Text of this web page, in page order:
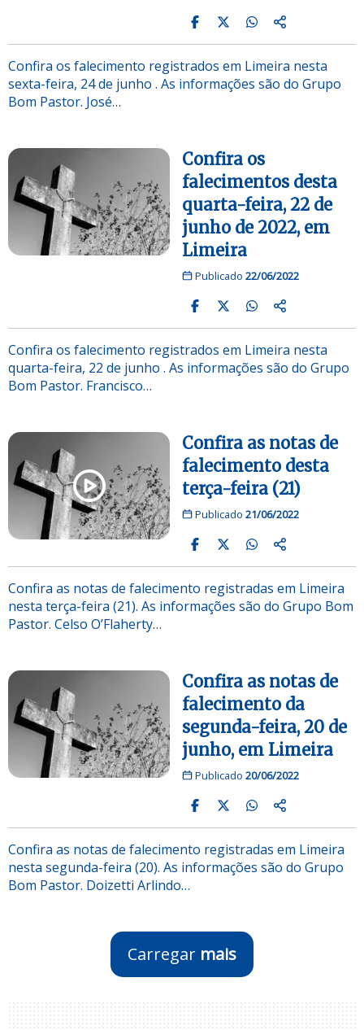
Confira os falecimento registrados em Limeira nesta
sexta-feira, 24 de junho . As informações são do Grupo
Bom Pastor. José…
Confira os
falecimentos desta
quarta-feira, 22 de
junho de 2022, em
Limeira
Publicado 22/06/2022
Confira os falecimento registrados em Limeira nesta
quarta-feira, 22 de junho . As informações são do Grupo
Bom Pastor. Francisco…
Confira as notas de
falecimento desta
terça-feira (21)
Publicado 21/06/2022
Confira as notas de falecimento registradas em Limeira
nesta terça-feira (21). As informações são do Grupo Bom
Pastor. Celso O’Flaherty…
Confira as notas de
falecimento da
segunda-feira, 20 de
junho, em Limeira
Publicado 20/06/2022
Confira as notas de falecimento registradas em Limeira
nesta segunda-feira (20). As informações são do Grupo
Bom Pastor. Doizetti Arlindo…
Carregar mais